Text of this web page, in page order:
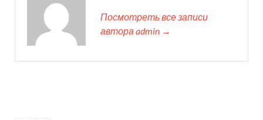
Посмотреть все записи
автора admin →